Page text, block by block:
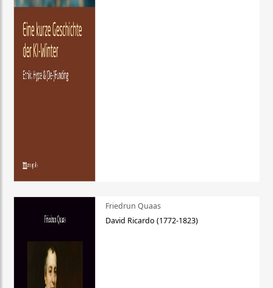
Friedrun Quaas
David Ricardo (1772-1823)